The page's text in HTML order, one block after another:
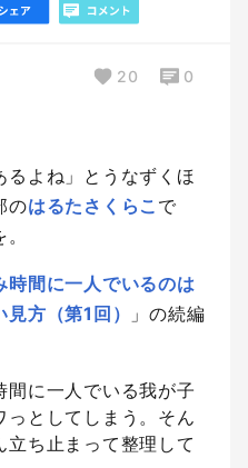
20 0
るよね」とうなずくほ
のはるたさくらこ で
時間に一人でいるのは
方（第1回）
」の続編
間に一人でいる我が子
っとしてしまう。そん
ち止まって整理して